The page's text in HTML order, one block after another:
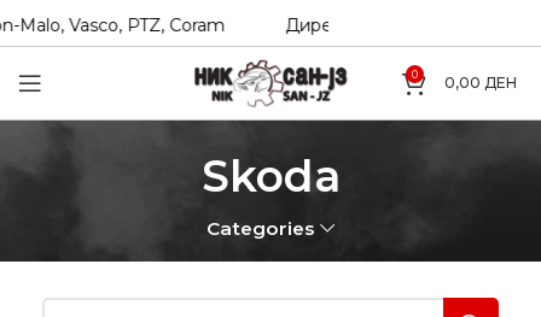
Vasco, PTZ, Coram Директни увозници на Hexol,
0 0,00 ДЕН
Skoda
Categories